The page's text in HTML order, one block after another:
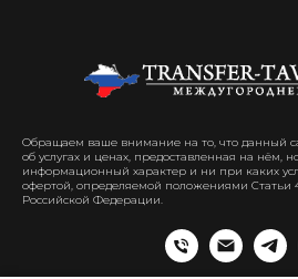
Обращаем ваше внимание на то, что данный
об услугах и ценах, предоставленная на нём,
информационный характер и ни при каких
офертой, определяемой положениями Статьи
Российской Федерации.